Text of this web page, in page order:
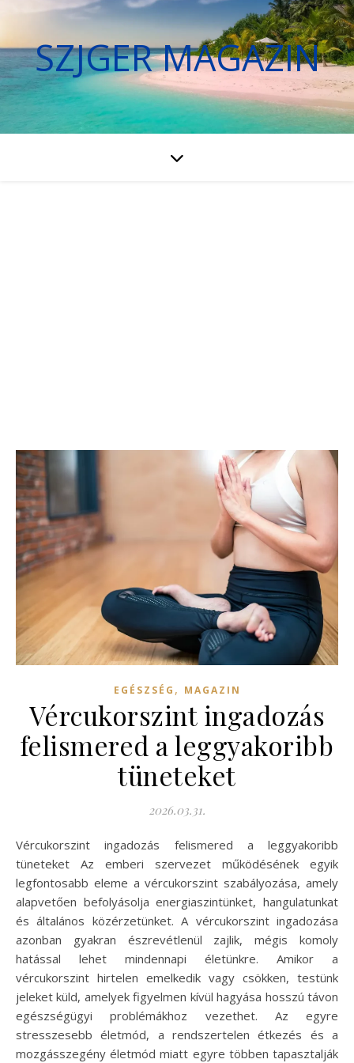
SZJGER MAGAZIN
EGÉSZSÉG , MAGAZIN
Vércukorszint ingadozás
felismered a leggyakoribb
tüneteket
2026.03.31.
Vércukorszint ingadozás felismered a leggyakoribb
tüneteket Az emberi szervezet működésének egyik
legfontosabb eleme a vércukorszint szabályozása, amely
alapvetően befolyásolja energiaszintünket, hangulatunkat
és általános közérzetünket. A vércukorszint ingadozása
azonban gyakran észrevétlenül zajlik, mégis komoly
hatással lehet mindennapi életünkre. Amikor a
vércukorszint hirtelen emelkedik vagy csökken, testünk
jeleket küld, amelyek figyelmen kívül hagyása hosszú távon
egészségügyi problémákhoz vezethet. Az egyre
stresszesebb életmód, a rendszertelen étkezés és a
mozgásszegény életmód miatt egyre többen tapasztalják